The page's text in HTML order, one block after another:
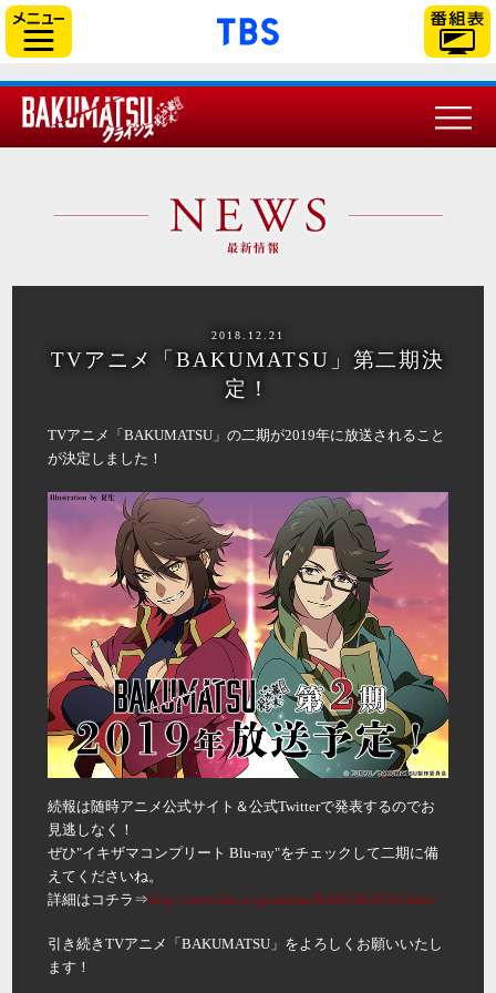
「TBSテレビ」トップ
2018.12.21
TVアニメ「BAKUMATSU」第二期決
定！
TVアニメ「BAKUMATSU」の二期が2019年に放送されること
が決定しました！
続報は随時アニメ公式サイト＆公式Twitterで発表するのでお
見逃しなく！
ぜひ"イキザマコンプリート Blu-ray"をチェックして二期に備
えてくださいね。
詳細はコチラ⇒http://www.tbs.co.jp/anime/BAKUMATSU/disc/
引き続きTVアニメ「BAKUMATSU」をよろしくお願いいたし
ます！